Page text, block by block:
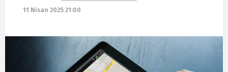
11 Nisan 2025 21:00